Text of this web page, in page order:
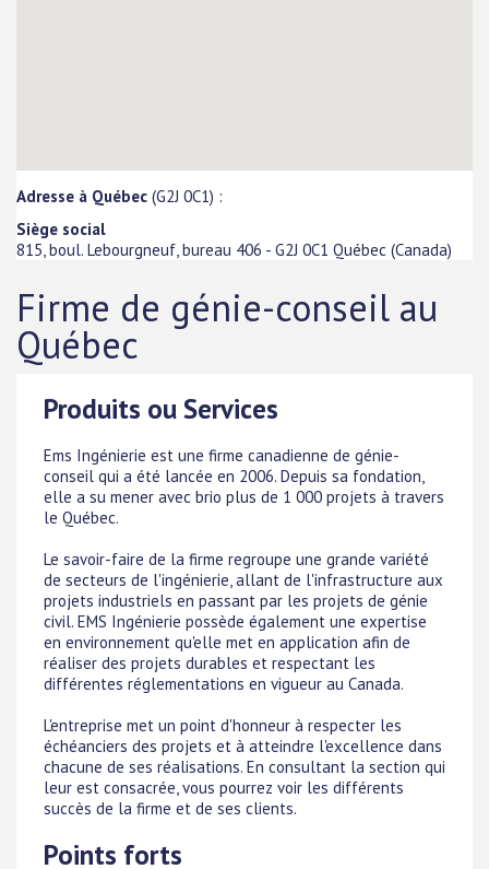
Adresse à Québec (G2J 0C1) :
Siège social
815, boul. Lebourgneuf, bureau 406 - G2J 0C1 Québec (Canada)
Firme de génie-conseil au
Québec
Produits ou Services
Ems Ingénierie est une firme canadienne de génie-
conseil qui a été lancée en 2006. Depuis sa fondation,
elle a su mener avec brio plus de 1 000 projets à travers
le Québec.
Le savoir-faire de la firme regroupe une grande variété
de secteurs de l'ingénierie, allant de l'infrastructure aux
projets industriels en passant par les projets de génie
civil. EMS Ingénierie possède également une expertise
en environnement qu'elle met en application afin de
réaliser des projets durables et respectant les
différentes réglementations en vigueur au Canada.
L'entreprise met un point d'honneur à respecter les
échéanciers des projets et à atteindre l'excellence dans
chacune de ses réalisations. En consultant la section qui
leur est consacrée, vous pourrez voir les différents
succès de la firme et de ses clients.
Points forts